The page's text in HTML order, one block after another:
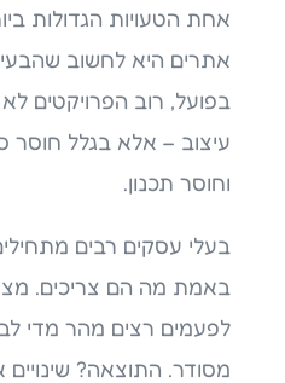
אחת הטעויות הגדולות
אתרים היא לחשוב
בפועל, רוב הפרויקטים
עיצוב – אלא בגלל חוסר
וחוסר תכנון.
בעלי עסקים רבים
באמת מה הם צריכים.
לפעמים רצים מהר מדי
מסודר. התוצאה? שינויים